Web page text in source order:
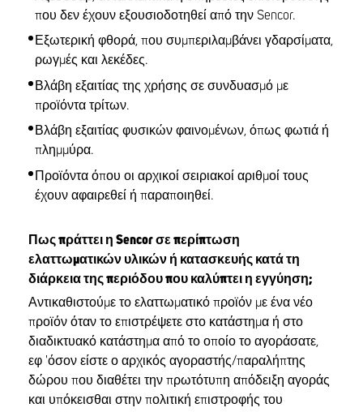
που δεν έχουν εξουσιοδοτηθεί από την Sencor.
Εξωτερική φθορά, που συμπεριλαμβάνει γδαρσίματα,
ρωγμές και λεκέδες.
Βλάβη εξαιτίας της χρήσης σε συνδυασμό με
προϊόντα τρίτων.
Βλάβη εξαιτίας φυσικών φαινομένων, όπως φωτιά ή
πλημμύρα.
Προϊόντα όπου οι αρχικοί σειριακοί αριθμοί τους
έχουν αφαιρεθεί ή παραποιηθεί.
Πως πράττει η Sencor σε περίπτωση
ελαττωματικών υλικών ή κατασκευής κατά τη
διάρκεια της περιόδου που καλύπτει η εγγύηση;
Αντικαθιστούμε το ελαττωματικό προϊόν με ένα νέο
προϊόν όταν το επιστρέψετε στο κατάστημα ή στο
διαδικτυακό κατάστημα από το οποίο το αγοράσατε,
εφ 'όσον είστε ο αρχικός αγοραστής/παραλήπτης
δώρου που διαθέτει την πρωτότυπη απόδειξη αγοράς
και υπόκεισθαι στην πολιτική επιστροφής του